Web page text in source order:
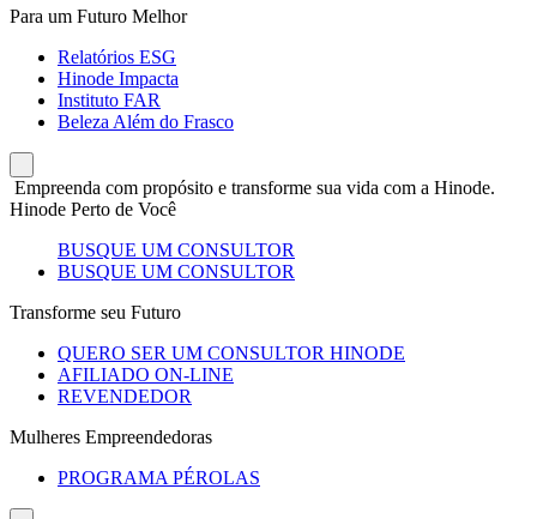
Para um Futuro Melhor
Relatórios ESG
Hinode Impacta
Instituto FAR
Beleza Além do Frasco
Empreenda com propósito e transforme sua vida com a Hinode.
Hinode Perto de Você
BUSQUE UM CONSULTOR
BUSQUE UM CONSULTOR
Transforme seu Futuro
QUERO SER UM CONSULTOR HINODE
AFILIADO ON-LINE
REVENDEDOR
Mulheres Empreendedoras
PROGRAMA PÉROLAS